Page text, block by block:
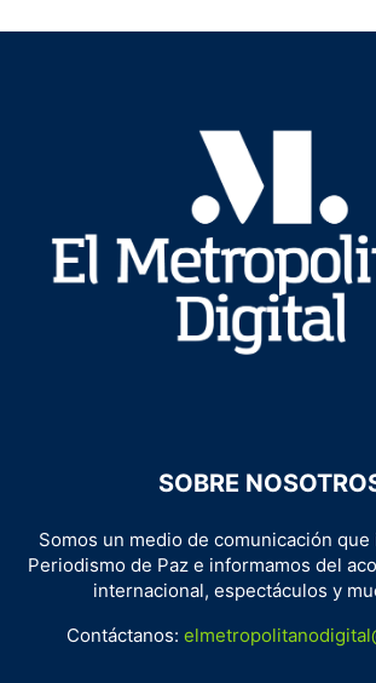
SOBRE
Somos un medio de comunicación que
Periodismo de Paz e informamos del
internacional, espectáculos y
Contáctanos: